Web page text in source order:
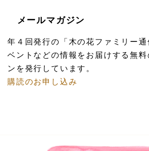
メールマガジン
年４回発行の「木の花ファミリー通
ベントなどの情報をお届けする無
ンを発行しています。
購読のお申し込み